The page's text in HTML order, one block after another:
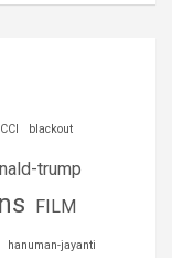
blackout
trump
FILM
hanuman-jayanti